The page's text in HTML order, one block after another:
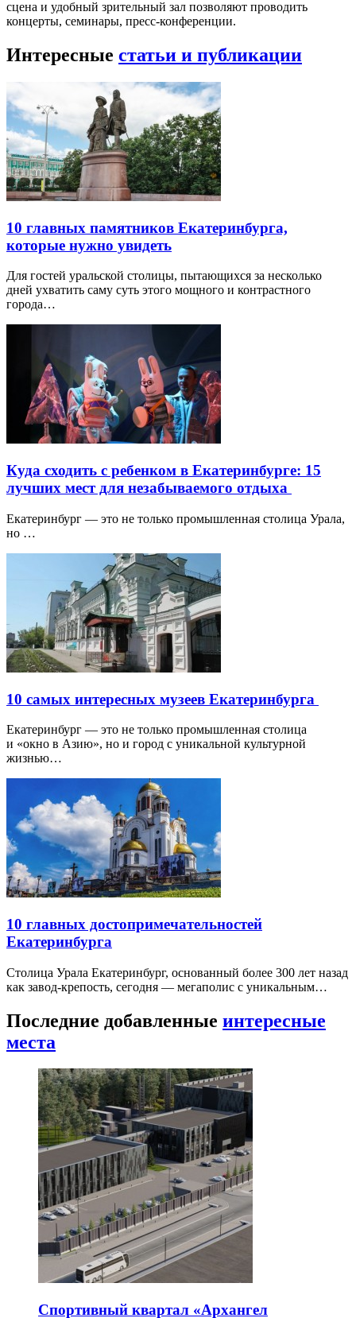
сцена и удобный зрительный зал позволяют проводить
концерты, семинары, пресс-конференции.
Интересные статьи и публикации
10 главных памятников Екатеринбурга,
которые нужно увидеть
Для гостей уральской столицы, пытающихся за несколько
дней ухватить саму суть этого мощного и контрастного
города…
Куда сходить с ребенком в Екатеринбурге: 15
лучших мест для незабываемого отдыха
Екатеринбург — это не только промышленная столица Урала,
но …
10 самых интересных музеев Екатеринбурга
Екатеринбург — это не только промышленная столица
и «окно в Азию», но и город с уникальной культурной
жизнью…
10 главных достопримечательностей
Екатеринбурга
Столица Урала Екатеринбург, основанный более 300 лет назад
как завод-крепость, сегодня — мегаполис с уникальным…
Последние добавленные интересные
места
Спортивный квартал «Архангел